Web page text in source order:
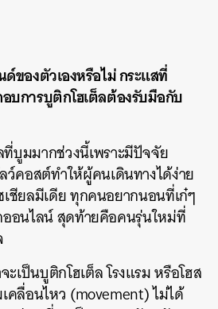
ของตัวเองหรือไม่ กระแสที่
บการบูติกโฮเต็ลต้องรับมือกับ
บูมมากช่วงนี้เพราะมีปัจจัย
คอสต์ทำให้ผู้คนเดินทางได้ง่าย
ชียลมีเดีย ทุกคนอยากนอนที่เก๋ๆ
ออนไลน์ สุดท้ายคือคนรุ่นใหม่ที่
เป็นบูติกโฮเต็ล โรงแรม หรือโฮส
คลื่อนไหว (movement) ไม่ได้